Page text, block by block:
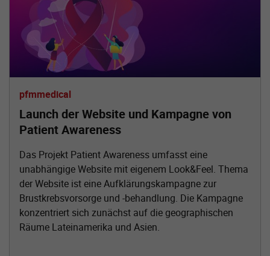
pfmmedical
Launch der Website und Kampagne von
Patient Awareness
Das Projekt Patient Awareness umfasst eine
unabhängige Website mit eigenem Look&Feel. Thema
der Website ist eine Aufklärungskampagne zur
Brustkrebsvorsorge und -behandlung. Die Kampagne
konzentriert sich zunächst auf die geographischen
Räume Lateinamerika und Asien.